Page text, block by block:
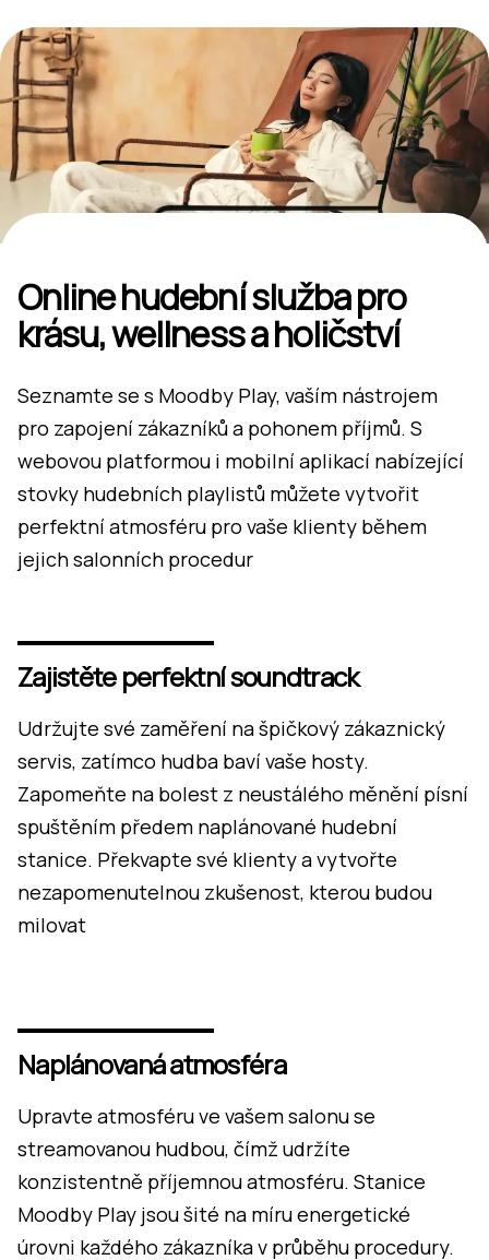
Online hudební služba pro
krásu, wellness a holičství
Seznamte se s Moodby Play, vaším nástrojem
pro zapojení zákazníků a pohonem příjmů. S
webovou platformou i mobilní aplikací nabízející
stovky hudebních playlistů můžete vytvořit
perfektní atmosféru pro vaše klienty během
jejich salonních procedur
Zajistěte perfektní soundtrack
Udržujte své zaměření na špičkový zákaznický
servis, zatímco hudba baví vaše hosty.
Zapomeňte na bolest z neustálého měnění písní
spuštěním předem naplánované hudební
stanice. Překvapte své klienty a vytvořte
nezapomenutelnou zkušenost, kterou budou
milovat
Naplánovaná atmosféra
Upravte atmosféru ve vašem salonu se
streamovanou hudbou, čímž udržíte
konzistentně příjemnou atmosféru. Stanice
Moodby Play jsou šité na míru energetické
úrovni každého zákazníka v průběhu procedury.